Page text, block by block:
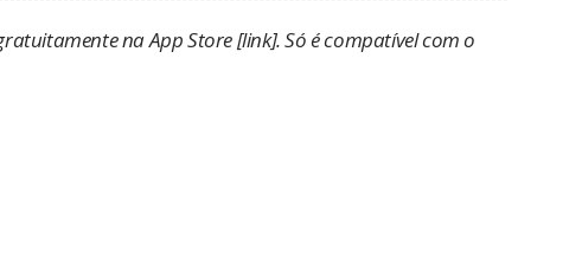
na App Store [link]. Só é compatível com o